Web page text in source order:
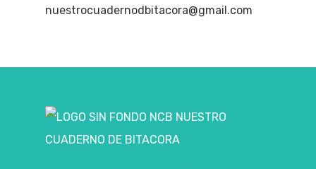
nuestrocuadernodbitacora@gmail.com